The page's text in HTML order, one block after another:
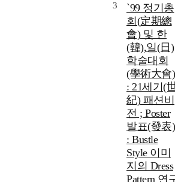
3
`99 정기총
회(定期總
會) 및 한
(韓),일(日)
학술대회
(學術大會)
: 21세기(
紀) 패션비
전 ; Poster
발표(發表)
: Bustle
Style 이미
지의 Dress
Pattern 연